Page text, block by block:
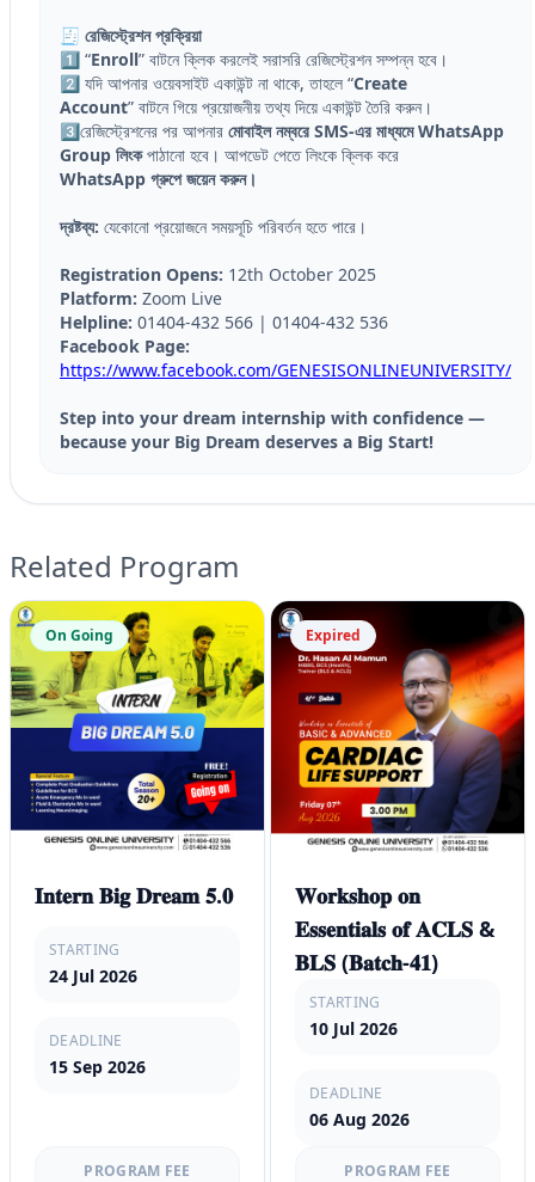
🧾 রেজিস্ট্রেশন প্রক্রিয়া
1️⃣ “Enroll” বাটনে ক্লিক করলেই সরাসরি রেজিস্ট্রেশন সম্পন্ন হবে।
2️⃣ যদি আপনার ওয়েবসাইট একাউন্ট না থাকে, তাহলে “Create
Account” বাটনে গিয়ে প্রয়োজনীয় তথ্য দিয়ে একাউন্ট তৈরি করুন।
3️⃣রেজিস্ট্রেশনের পর আপনার মোবাইল নম্বরে SMS-এর মাধ্যমে WhatsApp
Group লিংকপাঠানো হবে। আপডেট পেতে লিংকে ক্লিক করে
WhatsApp গ্রুপে জয়েন করুন।
দ্রষ্টব্য: যেকোনো প্রয়োজনে সময়সূচি পরিবর্তন হতে পারে।
Registration Opens: 12th October 2025
Platform: Zoom Live
Helpline: 01404-432 566 | 01404-432 536
Facebook Page:
https://www.facebook.com/GENESISONLINEUNIVERSITY/
Step into your dream internship with confidence —
because your Big Dream deserves a Big Start!
Related Program
On Going
𝐈𝐧𝐭𝐞𝐫𝐧 𝐁𝐢𝐠 𝐃𝐫𝐞𝐚𝐦 𝟓.𝟎
STARTING
24 Jul 2026
DEADLINE
15 Sep 2026
PROGRAM FEE
Expired
𝐖𝐨𝐫𝐤𝐬𝐡𝐨𝐩 𝐨𝐧
𝐄𝐬𝐬𝐞𝐧𝐭𝐢𝐚𝐥𝐬 𝐨𝐟 𝐀𝐂𝐋𝐒 &
𝐁𝐋𝐒 (𝐁𝐚𝐭𝐜𝐡-𝟒𝟏)
STARTING
10 Jul 2026
DEADLINE
06 Aug 2026
PROGRAM FEE